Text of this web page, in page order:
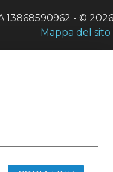
- ©
Mappa del sito